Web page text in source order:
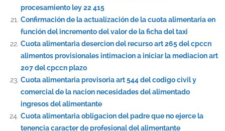
procesamiento ley 22 415
Confirmación de la actualización de la cuota alimentaria en
función del incremento del valor de la ficha del taxi
Cuota alimentaria desercion del recurso art 265 del cpccn
alimentos provisionales intimacion a iniciar la mediacion art
207 del cpccn plazo
Cuota alimentaria provisoria art 544 del codigo civil y
comercial de la nacion necesidades del alimentado
ingresos del alimentante
Cuota alimentaria obligacion del padre que no ejerce la
tenencia caracter de profesional del alimentante